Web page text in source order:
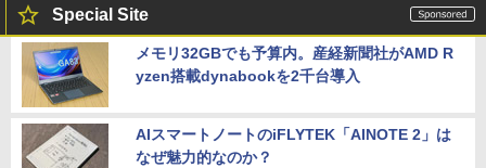
Special Site
メモリ32GBでも予算内。産経新聞社がAMD R
yzen搭載dynabookを2千台導入
AIスマートノートのiFLYTEK「AINOTE 2」は
なぜ魅力的なのか？